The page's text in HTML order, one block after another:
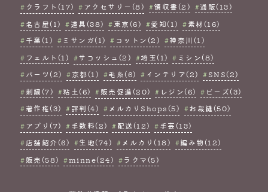
クラフト(17)
アクセサリー(8) 領収書(2)
通販(13)
名古屋(1)
道具(38) 東京(6) 愛知(1)
素材(16)
千葉(1)
ミサンガ(1) コットン(2)
神奈川(1)
フェルト(1)
サコッシュ(2) 埼玉(1)
ミシン(8)
パーツ(2)
京都(1) 毛糸(6) インテリア(2)
SNS(2)
刺繍(7)
粘土(6) 販売促進(20) レジン(6)
ビーズ(3)
著作権(3)
評判(4) メルカリShops(5)
お裁縫(50)
アプリ(7)
手数料(2) 配送(12)
手芸(13)
店舗紹介(6)
生地(74) メルカリ(18)
編み物(12)
販売(58)
minne(24) ラクマ(5)